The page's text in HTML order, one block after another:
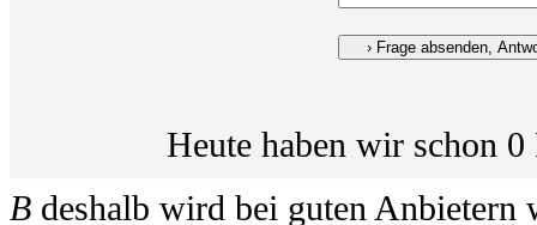
Heute haben wir schon 0
B deshalb wird bei guten Anbietern